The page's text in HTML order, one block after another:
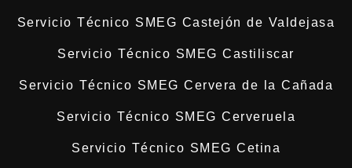
Servicio Técnico SMEG Castejón de Valdejasa
Servicio Técnico SMEG Castiliscar
Servicio Técnico SMEG Cervera de la Cañada
Servicio Técnico SMEG Cerveruela
Servicio Técnico SMEG Cetina